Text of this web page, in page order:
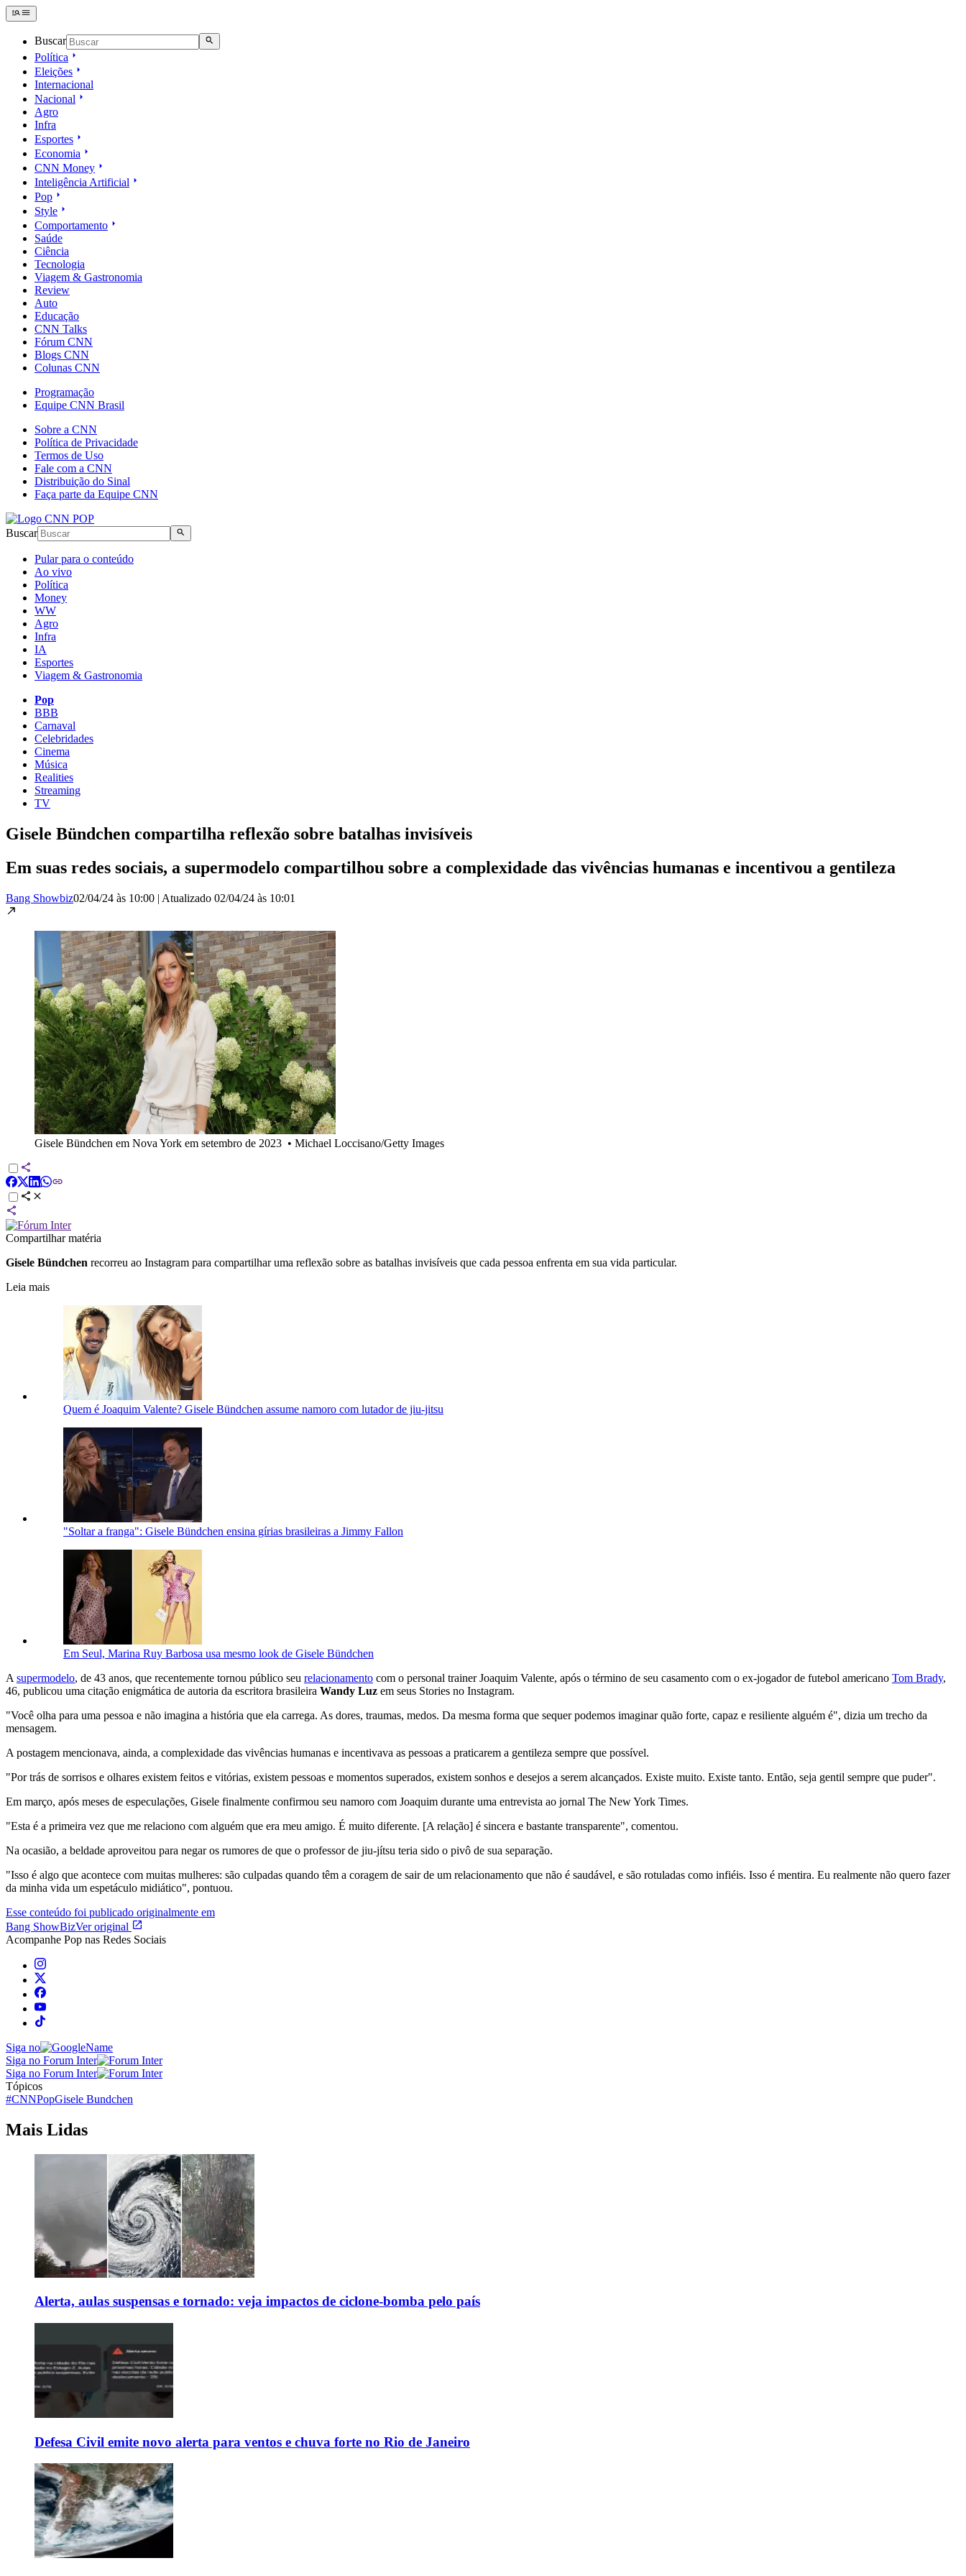
Buscar
Política
Eleições
Internacional
Nacional
Agro
Infra
Esportes
Economia
CNN Money
Inteligência Artificial
Pop
Style
Comportamento
Saúde
Ciência
Tecnologia
Viagem & Gastronomia
Review
Auto
Educação
CNN Talks
Fórum CNN
Blogs CNN
Colunas CNN
Programação
Equipe CNN Brasil
Sobre a CNN
Política de Privacidade
Termos de Uso
Fale com a CNN
Distribuição do Sinal
Faça parte da Equipe CNN
Buscar
Pular para o conteúdo
Ao vivo
Política
Money
WW
Agro
Infra
IA
Esportes
Viagem & Gastronomia
Pop
BBB
Carnaval
Celebridades
Cinema
Música
Realities
Streaming
TV
Gisele Bündchen compartilha reflexão sobre batalhas invisíveis
Em suas redes sociais, a supermodelo compartilhou sobre a complexidade das vivências humanas e incentivou a gentileza
Bang Showbiz02/04/24 às 10:00 | Atualizado 02/04/24 às 10:01
Gisele Bündchen em Nova York em setembro de 2023 • Michael Loccisano/Getty Images
Compartilhar matéria
Gisele Bündchen recorreu ao Instagram para compartilhar uma reflexão sobre as batalhas invisíveis que cada pessoa enfrenta em sua vida particular.
Leia mais
Quem é Joaquim Valente? Gisele Bündchen assume namoro com lutador de jiu-jitsu
"Soltar a franga": Gisele Bündchen ensina gírias brasileiras a Jimmy Fallon
Em Seul, Marina Ruy Barbosa usa mesmo look de Gisele Bündchen
A supermodelo, de 43 anos, que recentemente tornou público seu relacionamento com o personal trainer Joaquim Valente, após o término de seu casamento com o ex-jogador de futebol americano Tom Brady,
46, publicou uma citação enigmática de autoria da escritora brasileira Wandy Luz em seus Stories no Instagram.
"Você olha para uma pessoa e não imagina a história que ela carrega. As dores, traumas, medos. Da mesma forma que sequer podemos imaginar quão forte, capaz e resiliente alguém é", dizia um trecho da
mensagem.
A postagem mencionava, ainda, a complexidade das vivências humanas e incentivava as pessoas a praticarem a gentileza sempre que possível.
"Por trás de sorrisos e olhares existem feitos e vitórias, existem pessoas e momentos superados, existem sonhos e desejos a serem alcançados. Existe muito. Existe tanto. Então, seja gentil sempre que puder".
Em março, após meses de especulações, Gisele finalmente confirmou seu namoro com Joaquim durante uma entrevista ao jornal The New York Times.
"Esta é a primeira vez que me relaciono com alguém que era meu amigo. É muito diferente. [A relação] é sincera e bastante transparente", comentou.
Na ocasião, a beldade aproveitou para negar os rumores de que o professor de jiu-jítsu teria sido o pivô de sua separação.
"Isso é algo que acontece com muitas mulheres: são culpadas quando têm a coragem de sair de um relacionamento que não é saudável, e são rotuladas como infiéis. Isso é mentira. Eu realmente não quero fazer
da minha vida um espetáculo midiático", pontuou.
Esse conteúdo foi publicado originalmente em
Bang ShowBizVer original
Acompanhe Pop nas Redes Sociais
Siga no
Siga no Forum Inter
Siga no Forum Inter
Tópicos
#CNNPopGisele Bundchen
Mais Lidas
Alerta, aulas suspensas e tornado: veja impactos de ciclone-bomba pelo país
Defesa Civil emite novo alerta para ventos e chuva forte no Rio de Janeiro